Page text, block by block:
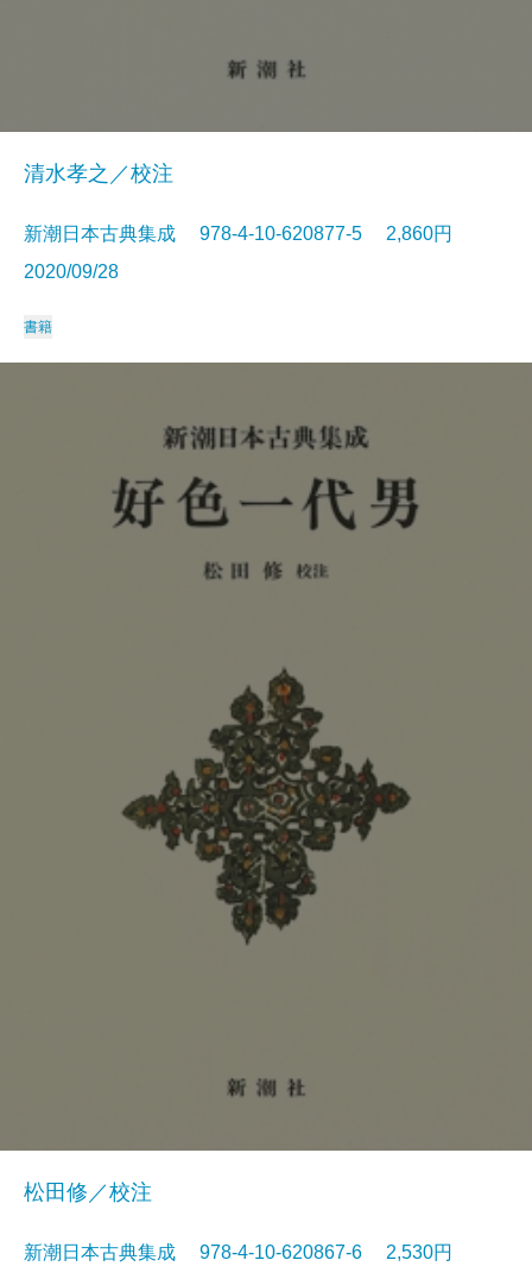
清水孝之／校注
新潮日本古典集成 978-4-10-620877-5 2,860円
2020/09/28
書籍
松田修／校注
新潮日本古典集成 978-4-10-620867-6 2,530円